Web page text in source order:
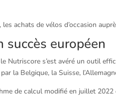
achats de vélos d’occasion
succès européen
Nutriscore s’est avéré un outil
la Belgique, la Suisse,
de calcul modifié en juillet